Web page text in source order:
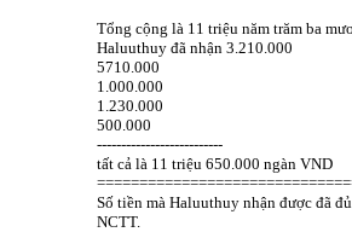
Tổng cộng là 11 triệu năm trăm ba
Haluuthuy đã nhận 3.210.000
5710.000
1.000.000
1.230.000
500.000
--------------------------
tất cả là 11 triệu 650.000 ngàn VND
Số tiền mà Haluuthuy nhận được đã
NCTT.